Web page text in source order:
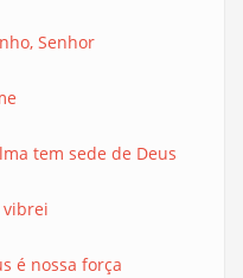
Senhor
tem sede de Deus
vibrei
é nossa força